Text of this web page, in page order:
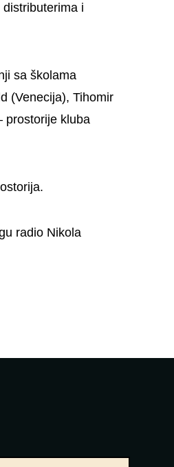
i
sa školama
(Venecija), Tihomir
prostorije kluba
radio Nikola